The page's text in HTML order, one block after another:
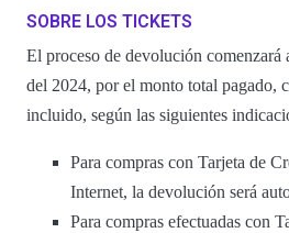
SOBRE LOS TICKETS
El proceso de devolución comenzará
del 2024, por el monto total pagado,
incluido, según las siguientes
Para compras con Tarjeta de
Internet, la devolución será
Para compras efectuadas con